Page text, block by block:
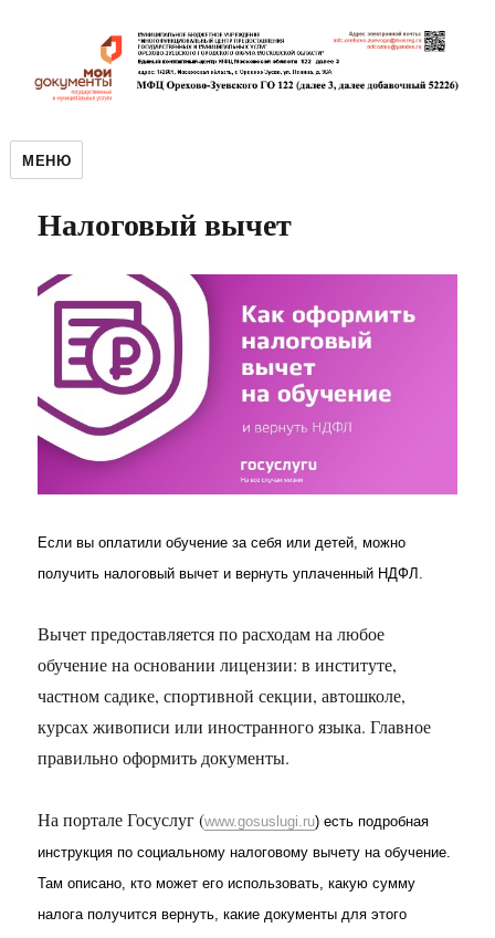
МЕНЮ
Налоговый вычет
Если вы оплатили обучение за себя или детей, можно
получить налоговый вычет и вернуть уплаченный НДФЛ.
Вычет предоставляется по расходам на любое
обучение на основании лицензии: в институте,
частном садике, спортивной секции, автошколе,
курсах живописи или иностранного языка. Главное
правильно оформить документы.
На портале Госуслуг (www.gosuslugi.ru) есть подробная
инструкция по социальному налоговому вычету на обучение.
Там описано, кто может его использовать, какую сумму
налога получится вернуть, какие документы для этого